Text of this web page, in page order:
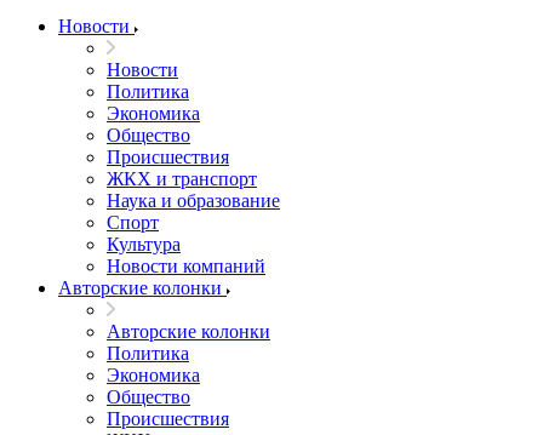
Новости
Новости
Политика
Экономика
Общество
Происшествия
ЖКХ и транспорт
Наука и образование
Спорт
Культура
Новости компаний
Авторские колонки
Авторские колонки
Политика
Экономика
Общество
Происшествия